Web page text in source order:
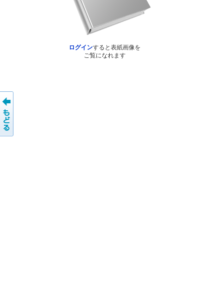
ログインすると表紙画像を
ご覧になれます